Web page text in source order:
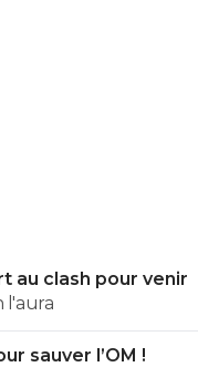
au clash pour venir
l'aura
sauver l’OM !